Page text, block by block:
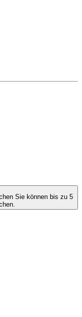
Sie können bis zu 5